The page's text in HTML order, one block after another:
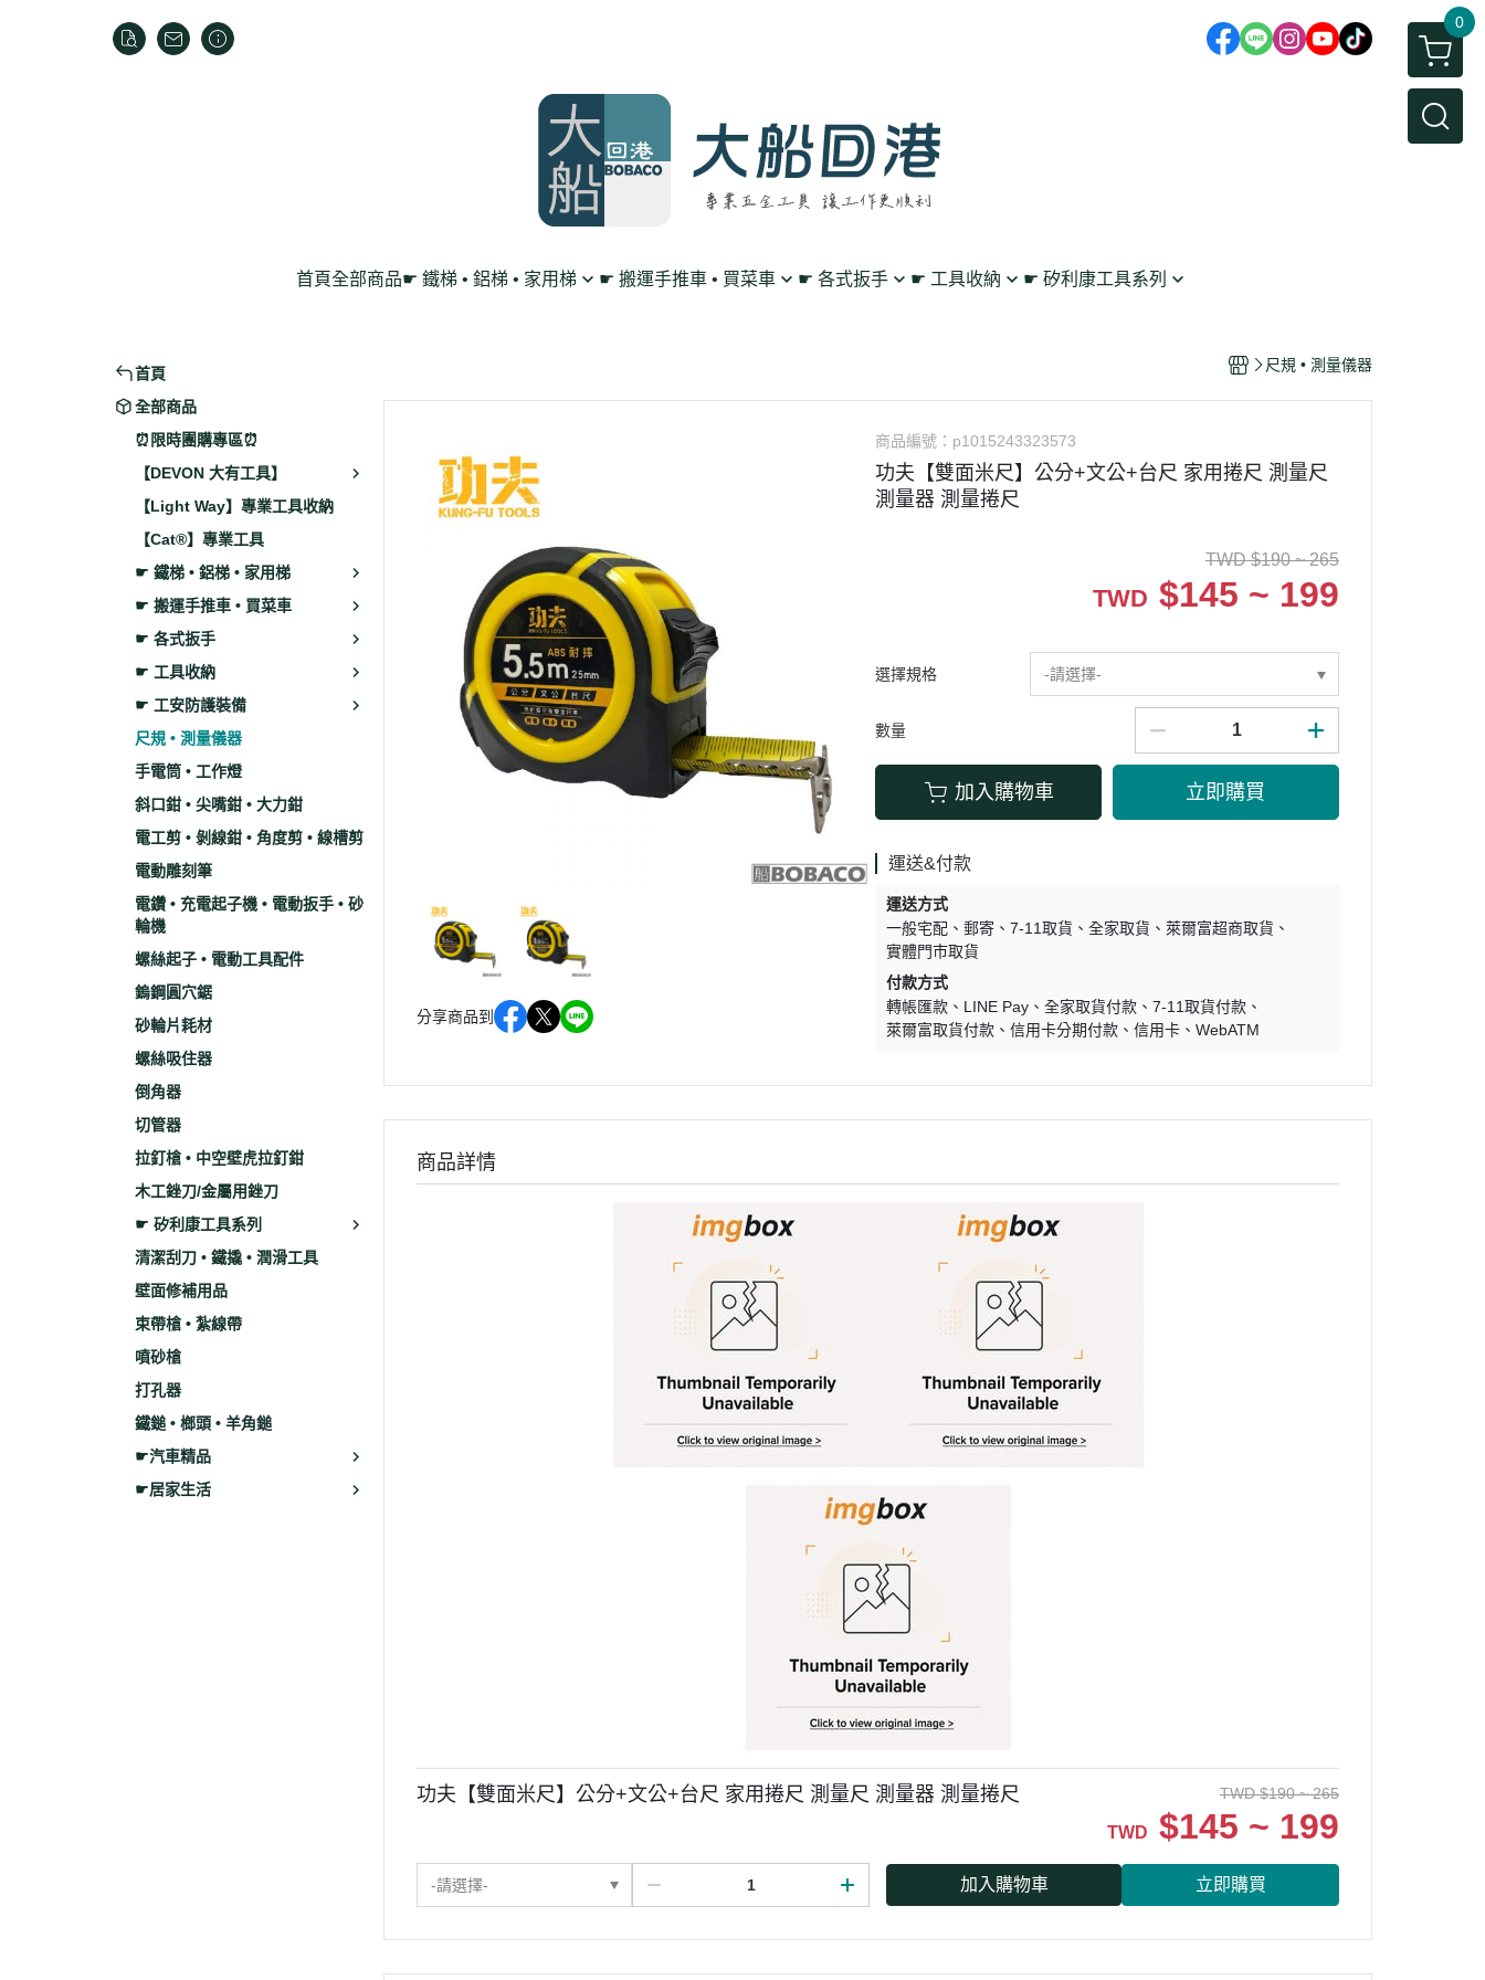
0
首頁全部商品☛ 鐵梯 • 鋁梯 • 家用梯 ☛ 搬運手推車 • 買菜車
L型平板手推車
☛ 各式扳手
搖頭 棘輪扳手
扳手套裝組 • 工具組
六角 • 球型 • 星型扳手
☛ 工具收納
零件收納盤 • 放置架
透明無塵背包
☛ 矽利康工具系列
首頁
全部商品
⏰限時團購專區⏰
【DEVON 大有工具】
【Light Way】專業工具收納
【Cat®】專業工具
☛ 鐵梯 • 鋁梯 • 家用梯
☛ 搬運手推車 • 買菜車
☛ 各式扳手
☛ 工具收納
☛ 工安防護裝備
尺規 • 測量儀器
手電筒 • 工作燈
斜口鉗 • 尖嘴鉗 • 大力鉗
電工剪 • 剝線鉗 • 角度剪 • 線槽剪
電動雕刻筆
電鑽 • 充電起子機 • 電動扳手 • 砂
輪機
螺絲起子 • 電動工具配件
鎢鋼圓穴鋸
砂輪片耗材
螺絲吸住器
倒角器
切管器
拉釘槍 • 中空壁虎拉釘鉗
木工銼刀/金屬用銼刀
☛ 矽利康工具系列
清潔刮刀 • 鐵撬 • 潤滑工具
壁面修補用品
束帶槍 • 紮線帶
噴砂槍
打孔器
鐵鎚 • 榔頭 • 羊角鎚
☛汽車精品
☛居家生活
尺規 • 測量儀器
分享商品到
商品編號： p1015243323573
功夫【雙面米尺】公分+文公+台尺 家用捲尺 測量尺
測量器 測量捲尺
TWD $190 ~ 265
TWD $145 ~ 199
選擇規格 -請選擇-
數量
加入購物車 立即購買
運送&付款
運送方式
一般宅配
郵寄 7-11取貨 全家取貨
萊爾富超商取貨
實體門市取貨
付款方式
轉帳匯款
LINE Pay 全家取貨付款
7-11取貨付款
萊爾富取貨付款
信用卡分期付款 信用卡 WebATM
商品詳情
功夫【雙面米尺】公分+文公+台尺 家用捲尺 測量尺 測量器 測量捲尺 TWD $190 ~ 265
TWD $145 ~ 199
-請選擇- 加入購物車 立即購買